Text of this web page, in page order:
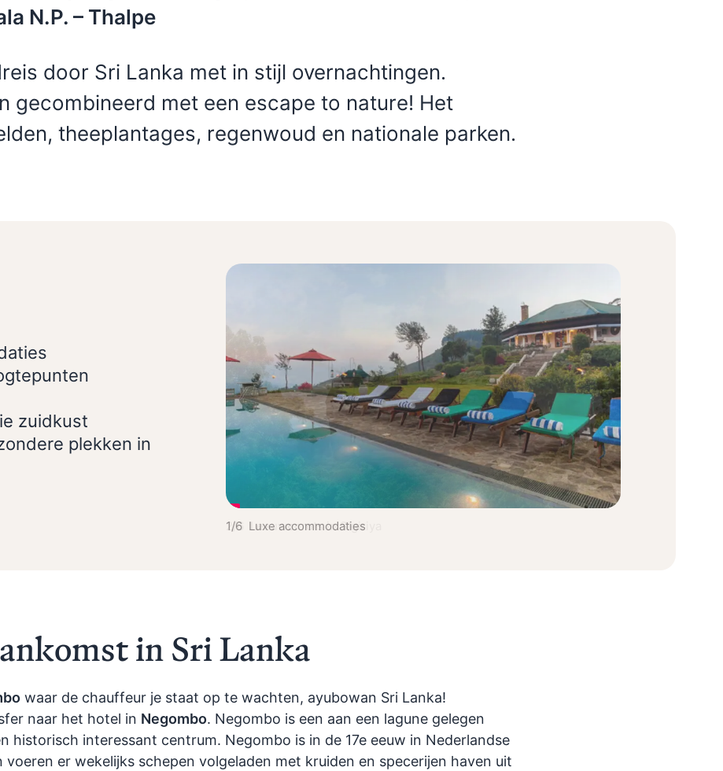
N.P. – Thalpe
door Sri Lanka met in stijl overnachtingen.
gecombineerd met een escape to nature! Het
theeplantages, regenwoud en nationale parken.
zuidkust
plekken in
2/6 Leeuwenrots in Sigiriya
in Sri Lanka
waar de chauffeur je staat op te wachten, ayubowan Sri Lanka!
naar het hotel in Negombo. Negombo is een aan een lagune gelegen
historisch interessant centrum. Negombo is in de 17e eeuw in Nederlandse
voeren er wekelijks schepen volgeladen met kruiden en specerijen haven uit